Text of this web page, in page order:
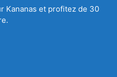
Kananas et profitez de 30